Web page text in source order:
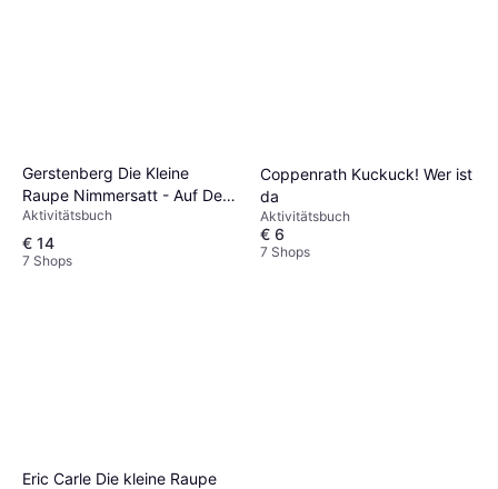
Gerstenberg Die Kleine
Raupe Nimmersatt - Auf Dem
Bauernhof
Aktivitätsbuch
€ 14
7 Shops
Coppenrath Kuckuck! Wer ist
da
Aktivitätsbuch
€ 6
7 Shops
Eric Carle Die kleine Raupe